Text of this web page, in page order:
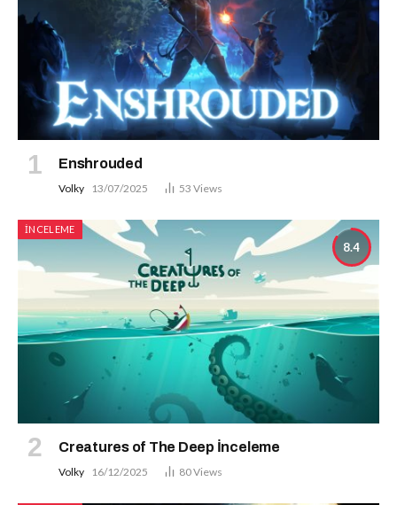
Enshrouded
Volky 13/07/2025 53 Views
8.4
İNCELEME
Creatures of The Deep İnceleme
Volky 16/12/2025 80Views